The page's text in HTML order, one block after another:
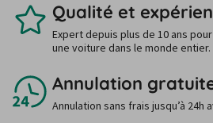
Qualité et
Expert depuis plus de 10 ans
une voiture dans le monde entier.
Annulation
Annulation sans frais jusqu’à 24h